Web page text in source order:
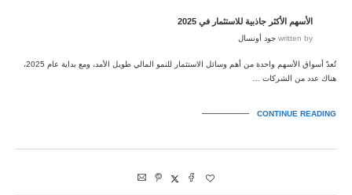
الأسهم الأكثر جاذبية للاستثمار في 2025
written by جود أونسال
تُعدّ أسواق الأسهم واحدة من أهم وسائل الاستثمار للنمو المالي طويل الأمد، ومع بداية عام 2025،
هناك عدد من الشركات …
CONTINUE READING